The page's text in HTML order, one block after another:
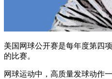
美国网球公开赛是每年度第四
的比赛。
网球运动中，高质量发球动作